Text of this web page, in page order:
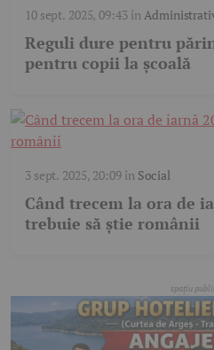
10 sept. 2025, 09:43în
Reguli dure pentru
pentru copii la școală
3 sept. 2025, 20:09în Social
Când trecem la ora de
trebuie să știe românii